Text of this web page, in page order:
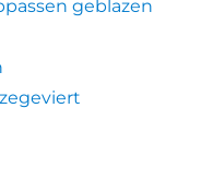
geblazen